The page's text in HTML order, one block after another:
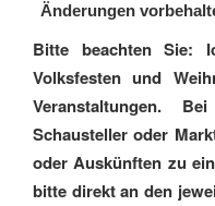
Änderungen
Bitte beachten Sie:
Volksfesten und
Veranstaltungen.
Schausteller oder
oder Auskünften zu
bitte direkt an den